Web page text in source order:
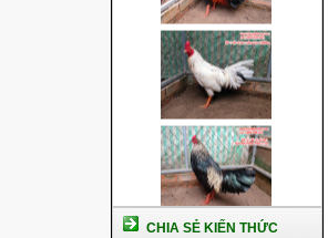
CHIA SẺ KIẾN THỨC